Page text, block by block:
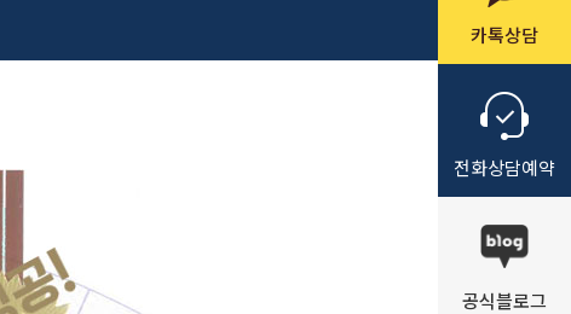
카톡상담
전화상담예약
공식블로그